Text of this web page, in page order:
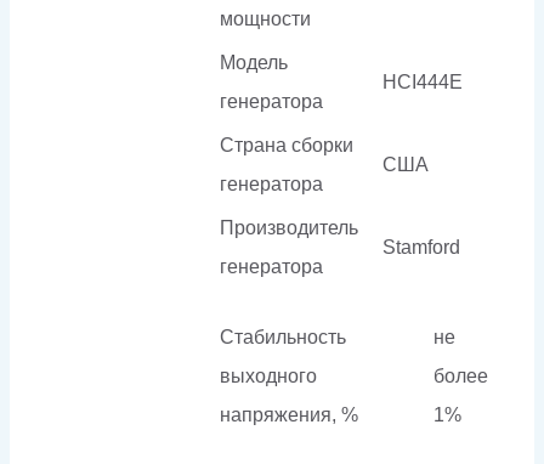
мощности
Модель
генератора
HCI444E
Страна сборки
генератора
США
Производитель
генератора
Stamford
Стабильность
выходного
напряжения, %
не
более
1%